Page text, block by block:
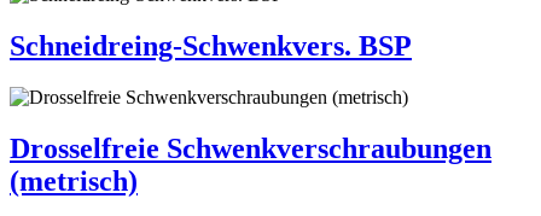
Schneidreing-Schwenkvers. BSP
Drosselfreie Schwenkverschraubungen
(metrisch)